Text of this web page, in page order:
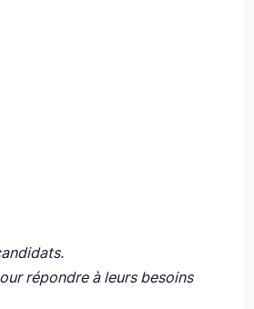
répondre à leurs besoins